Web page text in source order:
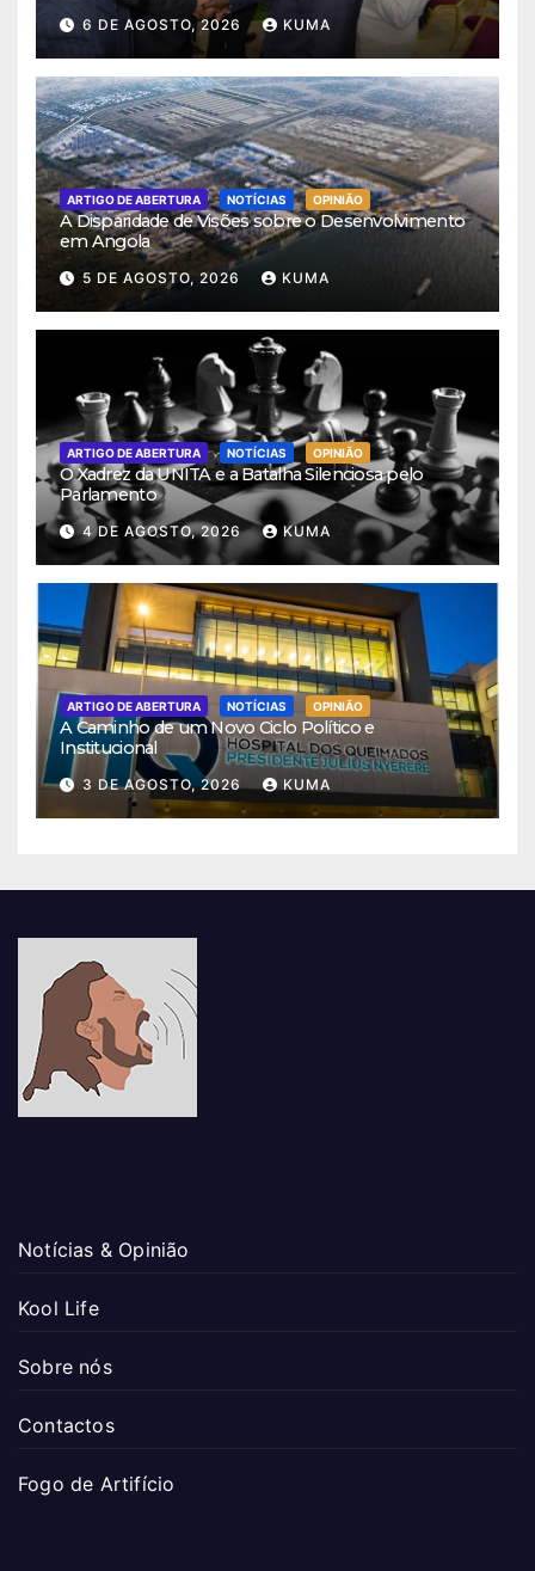
6 DE AGOSTO, 2026 KUMA
ARTIGO DE ABERTURA NOTÍCIAS OPINIÃO
A Disparidade de Visões sobre o Desenvolvimento
em Angola
5 DE AGOSTO, 2026 KUMA
ARTIGO DE ABERTURA NOTÍCIAS OPINIÃO
O Xadrez da UNITA e a Batalha Silenciosa pelo
Parlamento
4 DE AGOSTO, 2026 KUMA
ARTIGO DE ABERTURA NOTÍCIAS OPINIÃO
A Caminho de um Novo Ciclo Político e
Institucional
3 DE AGOSTO, 2026 KUMA
Notícias & Opinião
Kool Life
Sobre nós
Contactos
Fogo de Artifício